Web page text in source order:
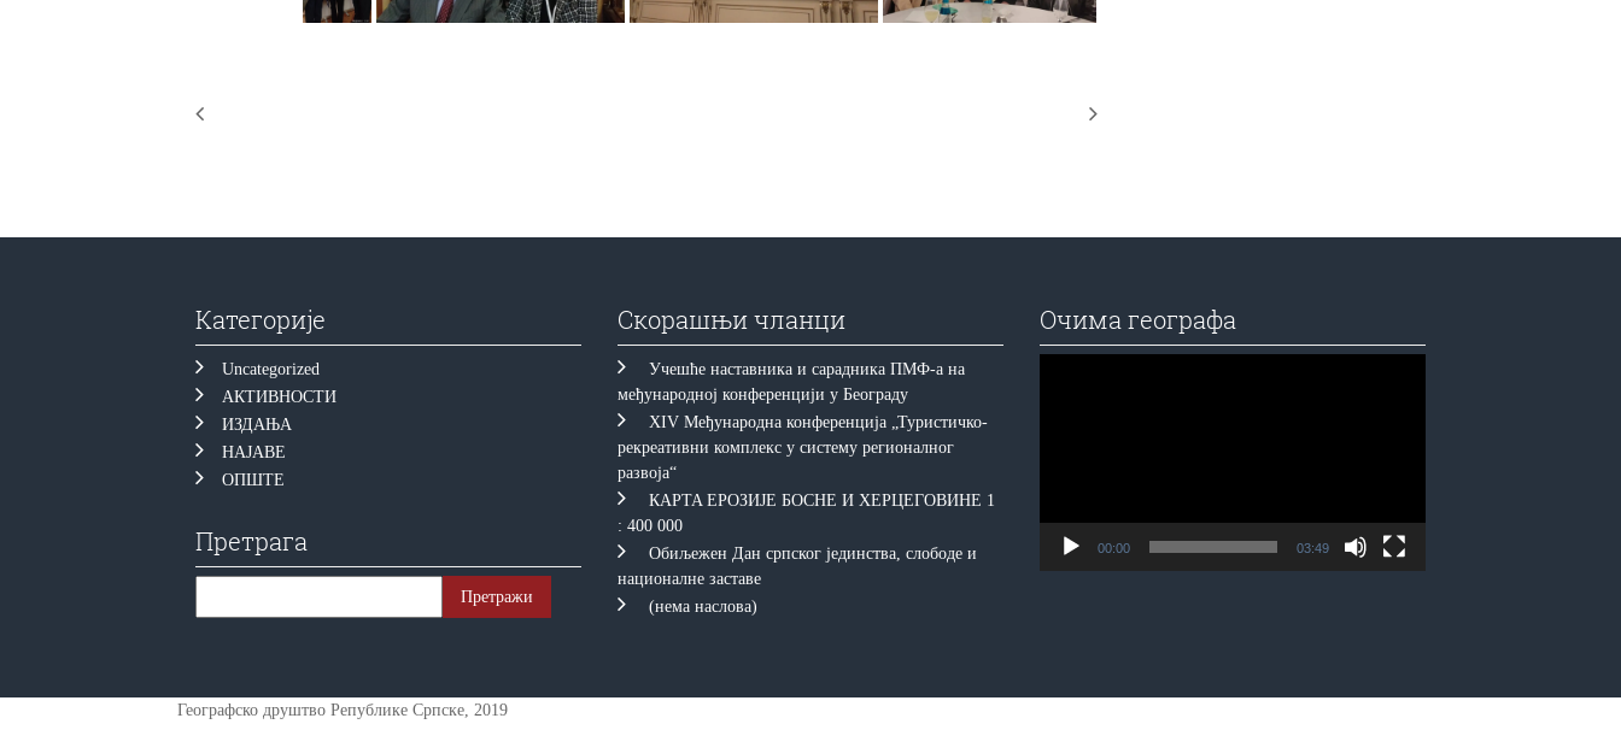
Категорије
Uncategorized
АКТИВНОСТИ
ИЗДАЊА
НАЈАВЕ
ОПШТЕ
Претрага
Скорашњи чланци
Учешће наставника и сарадника ПМФ-а на
међународној конференцији у Београду
XIV Међународна конференција „Туристичко-
рекреативни комплекс у систему регионалног
развоја“
КAРTA EРOЗИJE БOСНE И ХEРЦEГOВИНE 1
: 400 000
Обиљежен Дан српског јединства, слободе и
националне заставе
(нема наслова)
Очима географа
00:00 03:49
Географско друштво Републике Српске, 2019